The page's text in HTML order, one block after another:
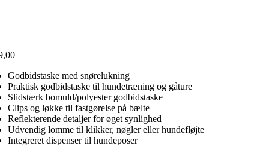
Godbidstaske med snørelukning
Praktisk godbidstaske til hundetræning og gåture
Slidstærk bomuld/polyester godbidstaske
Clips og løkke til fastgørelse på bælte
Reflekterende detaljer for øget synlighed
Udvendig lomme til klikker, nøgler eller hundefløjte
Integreret dispenser til hundeposer